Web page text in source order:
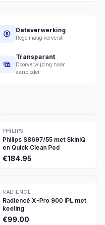
Dataverwerking
Regelmatig ververst
Transparant
Doorverwijzing naar
aanbieder
PHILIPS
Philips S8697/55 met SkinIQ
en Quick Clean Pod
€184.95
RADIENCÉ
Radiencé X-Pro 900 IPL met
koeling
€99.00